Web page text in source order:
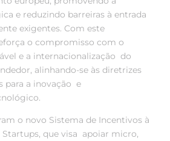
e reduzindo barreiras à entrada
exigentes. Com este
o compromisso com o
e a internacionalização do
alinhando-se às diretrizes
para a inovação e
o novo Sistema de Incentivos à
que visa apoiar micro,